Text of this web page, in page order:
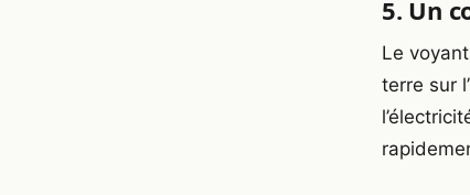
5. Un
Le
terre sur